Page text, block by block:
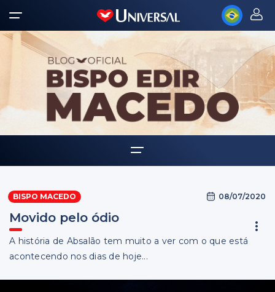
Biografia
Multimídia
Palavra Amiga
BISPO MACEDO 08/07/2020
Movido pelo ódio
A história de Absalão tem muito a ver com o que está
acontecendo nos dias de hoje...